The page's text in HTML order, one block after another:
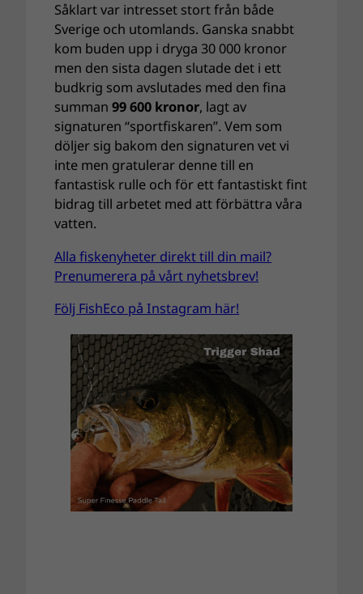
Såklart var intresset stort från både
Sverige och utomlands. Ganska snabbt
kom buden upp i dryga 30 000 kronor
men den sista dagen slutade det i ett
budkrig som avslutades med den fina
summan99 600 kronor, lagt av
signaturen “sportfiskaren”. Vem som
döljer sig bakom den signaturen vet vi
inte men gratulerar denne till en
fantastisk rulle och för ett fantastiskt fint
bidrag till arbetet med att förbättra våra
vatten.
Alla fiskenyheter direkt till din mail?
Prenumerera på vårt nyhetsbrev!
Följ FishEco på Instagram här!